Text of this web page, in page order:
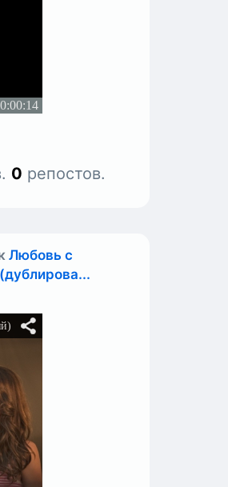
0 репостов.
Любовь с